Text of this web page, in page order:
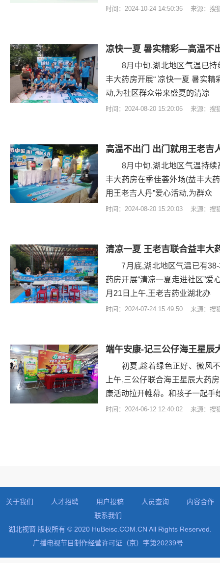
时间：2024-10-24 14:50:36 来源：搜
凉快一夏 暑实精彩—高温不
8月中旬,湖北地区气温已持
丰大药房开展“ 凉快一夏 暑实
动,为社区群众带来盛夏的清凉
时间：2024-08-20 15:20:06 来源：搜
高温不出门 出门就用王老吉
8月中旬,湖北地区气温持续
丰大药房在季佳荟外场(益丰大
用王老吉人丹”爱心活动,为群众
时间：2024-08-20 15:20:03 来源：搜
清凉一夏 王老吉联合益丰大
7月底,湖北地区气温已有38-
药房开展“清凉一夏走进社区”
月21日上午,王老吉药业湖北办
时间：2024-07-24 15:49:50 来源：搜
端午安康-记三公仔海王星辰
初夏,趁着绿色正好、微风
上午,三公仔联合海王星辰大药
康活动拉开帷幕。和孩子一起手
时间：2024-06-12 12:40:02 来源：搜
关于我们 人才招聘 用户投稿 人员查询
内容合作
联系我们
湖北视窗 版权所有 © 2020 HuBeisc.COM.CN All Rights Reserved.
广播电视节目制作经营许可证（京）字第20239号